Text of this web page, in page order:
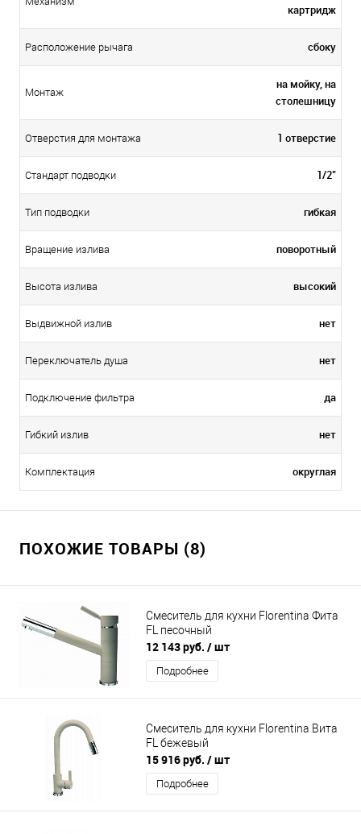
картридж
Расположение рычага сбоку
Монтаж
на мойку, на
столешницу
Отверстия для монтажа 1 отверстие
Стандарт подводки 1/2"
Тип подводки гибкая
Вращение излива поворотный
Высота излива высокий
Выдвижной излив нет
Переключатель душа нет
Подключение фильтра да
Гибкий излив нет
Комплектация округлая
ПОХОЖИЕ ТОВАРЫ (8)
Смеситель для кухни Florentina Фита
FL песочный
12 143 руб. / шт
Подробнее
Смеситель для кухни Florentina Вита
FL бежевый
15 916 руб. / шт
Подробнее